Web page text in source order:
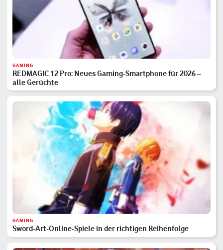
GAMING
REDMAGIC 12 Pro: Neues Gaming-Smartphone für 2026 –
alle Gerüchte
GAMING
Sword-Art-Online-Spiele in der richtigen Reihenfolge